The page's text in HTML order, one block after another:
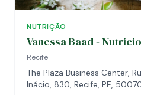
NUTRIÇÃO
Vanessa Baad -
Recife
The Plaza Business Center,
Inácio, 830, Recife, PE,